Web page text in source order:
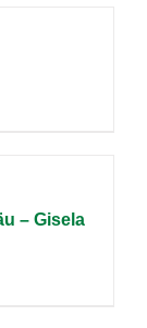
– Gisela